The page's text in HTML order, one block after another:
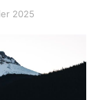
2025